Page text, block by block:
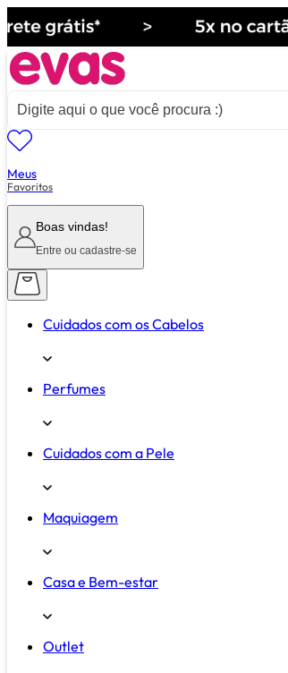
Meus
Favoritos
Boas vindas!
Entre ou cadastre-se
Cuidados com os Cabelos
Perfumes
Cuidados com a Pele
Maquiagem
Casa e Bem-estar
Outlet